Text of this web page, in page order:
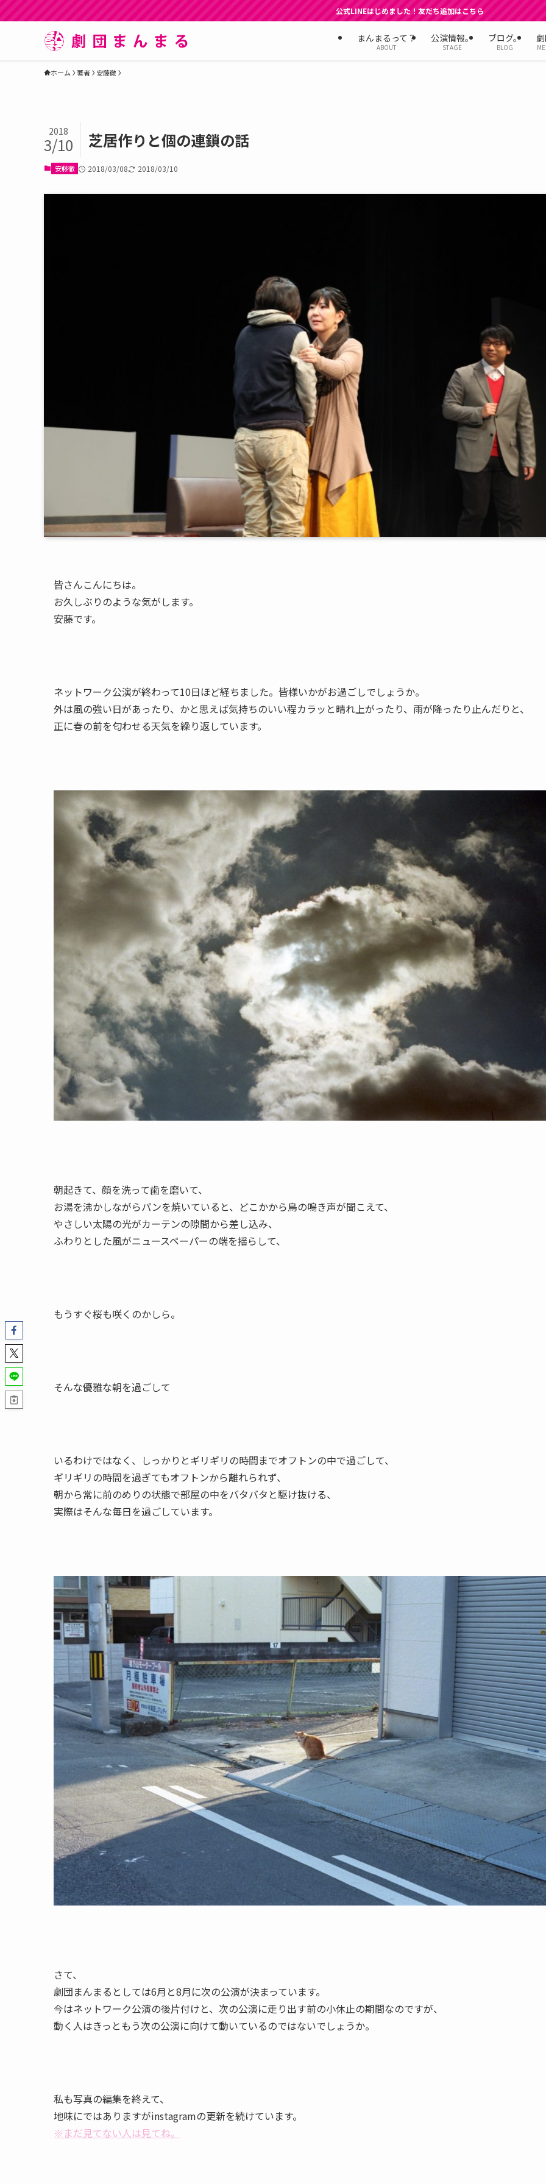
公式LINEはじめました！友だち追加はこちら
まんまるって？
ABOUT
公演情報。
STAGE
ブログ。
BLOG
ホーム 著者 安藤徹
芝居作りと個の連鎖の話
2018
3/10
安藤徹 2018/03/08 2018/03/10
皆さんこんにちは。
お久しぶりのような気がします。
安藤です。
ネットワーク公演が終わって10日ほど経ちました。皆様いかがお過ごしでしょうか。
外は風の強い日があったり、かと思えば気持ちのいい程カラッと晴れ上がったり、雨が降ったり止んだりと、
正に春の前を匂わせる天気を繰り返しています。
朝起きて、顔を洗って歯を磨いて、
お湯を沸かしながらパンを焼いていると、どこかから鳥の鳴き声が聞こえて、
やさしい太陽の光がカーテンの隙間から差し込み、
ふわりとした風がニュースペーパーの端を揺らして、
もうすぐ桜も咲くのかしら。
そんな優雅な朝を過ごして
いるわけではなく、しっかりとギリギリの時間までオフトンの中で過ごして、
ギリギリの時間を過ぎてもオフトンから離れられず、
朝から常に前のめりの状態で部屋の中をバタバタと駆け抜ける、
実際はそんな毎日を過ごしています。
さて、
劇団まんまるとしては6月と8月に次の公演が決まっています。
今はネットワーク公演の後片付けと、次の公演に走り出す前の小休止の期間なのですが、
動く人はきっともう次の公演に向けて動いているのではないでしょうか。
私も写真の編集を終えて、
地味にではありますがinstagramの更新を続けています。
※まだ見てない人は見てね。